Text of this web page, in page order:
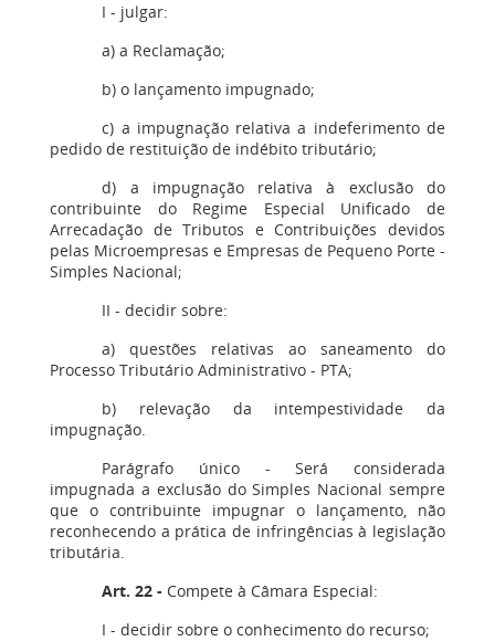
I - julgar:
a) a Reclamação;
b) o lançamento impugnado;
c) a impugnação relativa a indeferimento de
pedido de restituição de indébito tributário;
d) a impugnação relativa à exclusão do
contribuinte do Regime Especial Unificado de
Arrecadação de Tributos e Contribuições devidos
pelas Microempresas e Empresas de Pequeno Porte -
Simples Nacional;
II - decidir sobre:
a) questões relativas ao saneamento do
Processo Tributário Administrativo - PTA;
b) relevação da intempestividade da
impugnação.
Parágrafo único - Será considerada
impugnada a exclusão do Simples Nacional sempre
que o contribuinte impugnar o lançamento, não
reconhecendo a prática de infringências à legislação
tributária.
Art. 22- Compete à Câmara Especial:
I - decidir sobre o conhecimento do recurso;